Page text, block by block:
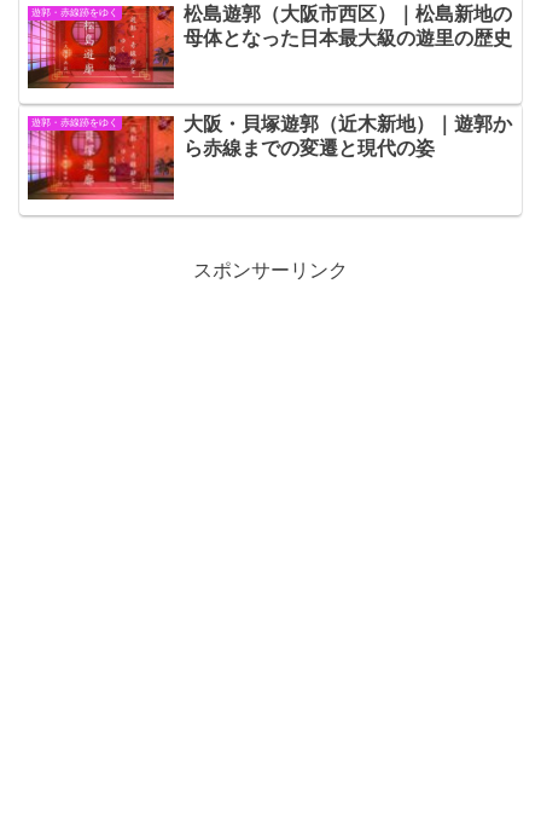
遊郭・赤線跡をゆく
松島遊郭（大阪市西区）｜松島新地の
母体となった日本最大級の遊里の歴史
遊郭・赤線跡をゆく
大阪・貝塚遊郭（近木新地）｜遊郭か
ら赤線までの変遷と現代の姿
スポンサーリンク